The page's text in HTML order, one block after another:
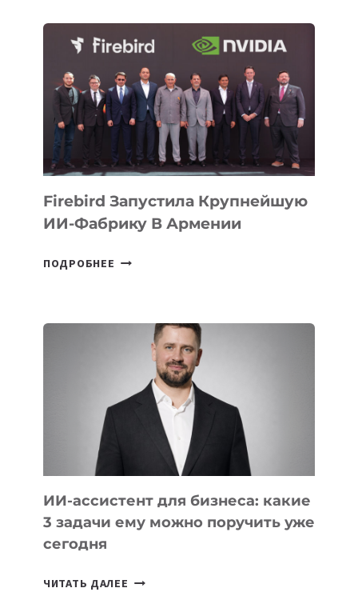
ЗАНЯЛ
ВТОРОЕ
МЕСТО
НА
МЕЖДУНАРОДНОЙ
ОЛИМПИАДЕ
ПО
ИИ
Firebird Запустила Крупнейшую
ИИ-Фабрику В Армении
ПОДРОБНЕЕ FIREBIRD
ФАБРИКУ
АРМЕНИИ
ИИ-ассистент для бизнеса: какие
3 задачи ему можно поручить уже
сегодня
ЧИТАТЬ ДАЛЕЕ ИИ-